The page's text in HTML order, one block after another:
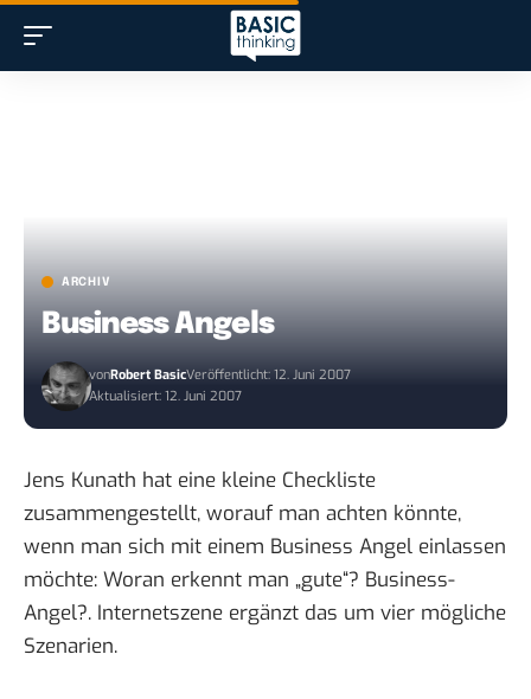
ARCHIV
Business Angels
vonRobert BasicVeröffentlicht: 12. Juni 2007
Aktualisiert: 12. Juni 2007
Jens Kunath hat eine kleine Checkliste
zusammengestellt, worauf man achten könnte,
wenn man sich mit einem Business Angel einlassen
möchte: Woran erkennt man „gute“? Business-
Angel?. Internetszene ergänzt das um vier mögliche
Szenarien.